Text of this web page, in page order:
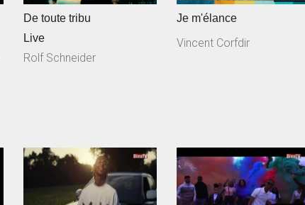
De toute tribu
Live
Rolf Schneider
Je m'élance
Vincent Corfdir